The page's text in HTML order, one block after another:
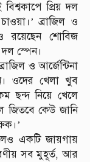
প্রিয় দল
ব্রাজিল ও
রয়েছেন শোবিজ
স্পেন।
ও আর্জেন্টিনা
ওদের খেলা খুব
ছন্দ নিয়ে খেলে
কেউ জানি
একটি জায়গায়
সব মুহূর্ত, আর